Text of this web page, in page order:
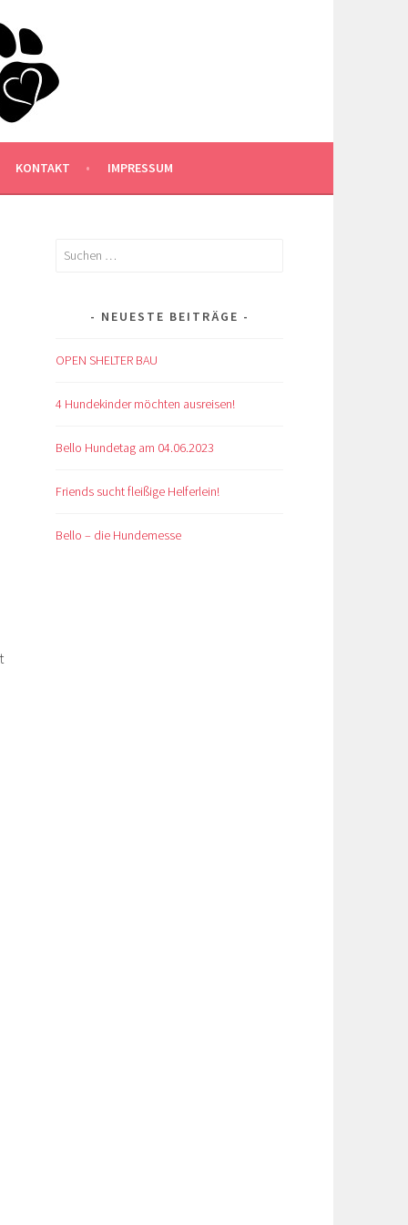
KONTAKT IMPRESSUM
Suchen
NEUESTE BEITRÄGE
OPEN SHELTER BAU
4 Hundekinder möchten ausreisen!
Bello Hundetag am 04.06.2023
Friends sucht fleißige Helferlein!
Bello – die Hundemesse